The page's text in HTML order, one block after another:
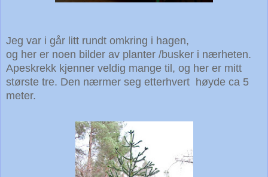
Jeg var i går litt rundt omkring i hagen,
og her er noen bilder av planter /busker i nærheten.
Apeskrekk kjenner veldig mange til, og her er mitt
største tre. Den nærmer seg etterhvert høyde ca 5
meter.